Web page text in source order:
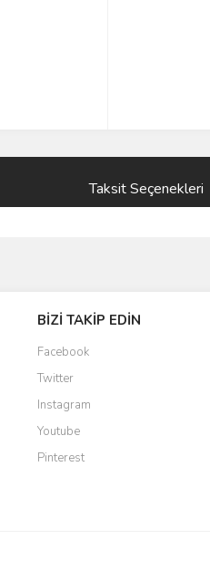
Taksit Seçenekleri
BİZİ TAKİP EDİN
Facebook
Twitter
Instagram
Youtube
Pinterest